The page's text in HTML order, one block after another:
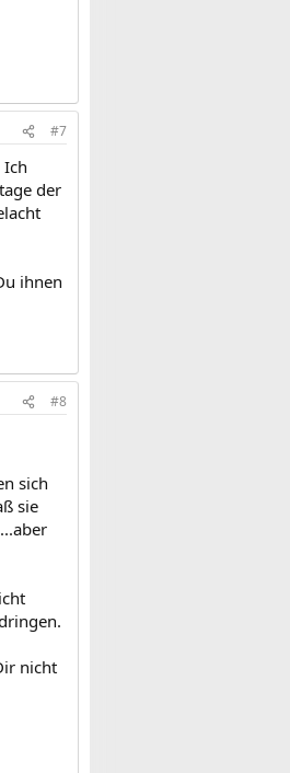
#7
der
ihnen
#8
sich
sie
nicht